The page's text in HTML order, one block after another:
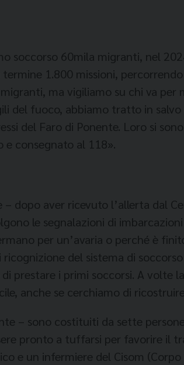
soccorso 60mila migranti, nel
1.800 missioni,
ma vigiliamo su chi va per
del fuoco, abbiamo tratto in
del Faro di Ponente. Loro si
consegnato al 118».
dopo aver ricevuto l’allerta dal
le segnalazioni di
per un’avaria o perché è
del sistema di soccorso
prestare i primi soccorsi. A volte
anche se cerchiamo di
– sono costituiti da sette
pronto a tuffarsi per favorire il
e un infermiere del Cisom